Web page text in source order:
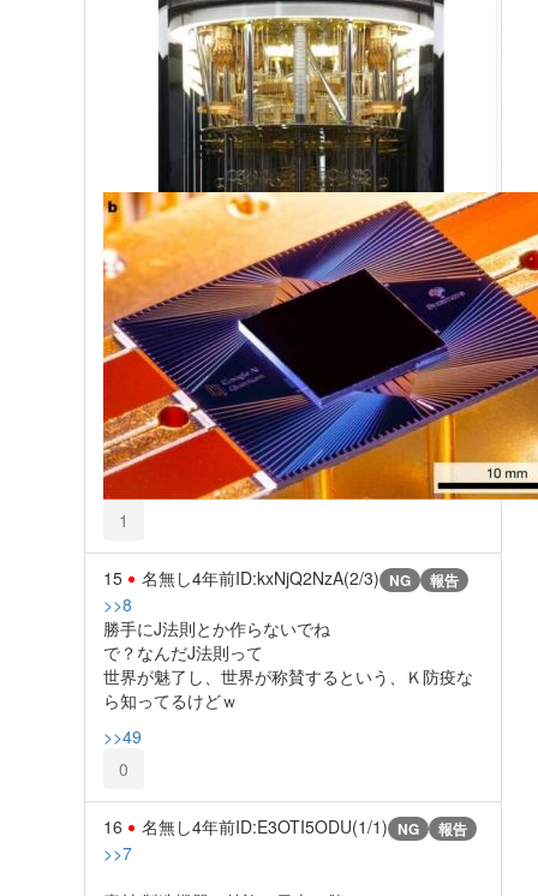
1
15 名無し4年前ID:kxNjQ2NzA(2/3) NG 報告
>>8
勝手にJ法則とか作らないでね
で？なんだJ法則って
世界が魅了し、世界が称賛するという、Ｋ防疫な
ら知ってるけどｗ
>>49
0
16 名無し4年前ID:E3OTI5ODU(1/1) NG 報告
>>7